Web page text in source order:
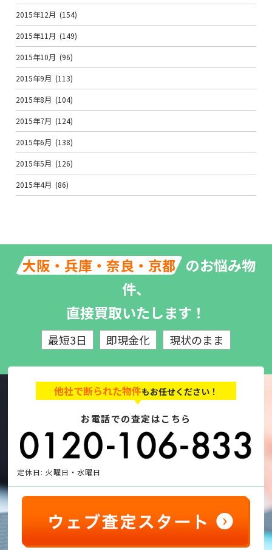
2015年12月 (154)
2015年11月 (149)
2015年10月 (96)
2015年9月 (113)
2015年8月 (104)
2015年7月 (124)
2015年6月 (138)
2015年5月 (126)
2015年4月 (86)
大阪・兵庫・奈良・京都 のお悩み物
件、
直接買取いたします！
最短3日 即現金化 現状のまま
他社で断られた物件もお任せください！
お電話での査定はこちら
定休日: 火曜日・水曜日